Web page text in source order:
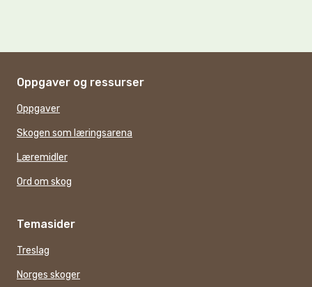
Oppgaver og ressurser
Oppgaver
Skogen som læringsarena
Læremidler
Ord om skog
Temasider
Treslag
Norges skoger